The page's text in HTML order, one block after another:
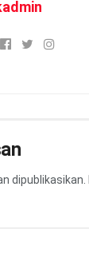
dipublikasikan.